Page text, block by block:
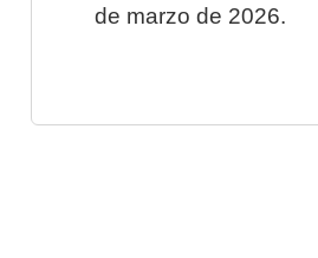
de marzo de 2026.